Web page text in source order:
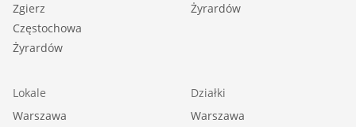
Zgierz
Częstochowa
Żyrardów
Żyrardów
Lokale
Warszawa
Działki
Warszawa